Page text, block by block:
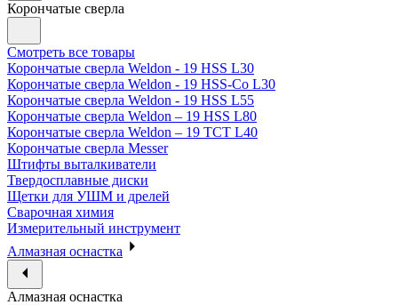
Корончатые сверла
Смотреть все товары
Корончатые сверла Weldon - 19 HSS L30
Корончатые сверла Weldon - 19 HSS-Co L30
Корончатые сверла Weldon - 19 HSS L55
Корончатые сверла Weldon – 19 HSS L80
Корончатые сверла Weldon – 19 TCT L40
Корончатые сверла Messer
Штифты выталкиватели
Твердосплавные диски
Щетки для УШМ и дрелей
Сварочная химия
Измерительный инструмент
Алмазная оснастка
Алмазная оснастка